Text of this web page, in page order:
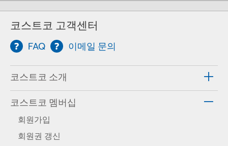
코스트코 고객센터
FAQ 이메일 문의
코스트코 소개
코스트코 멤버십
회원가입
회원권 갱신